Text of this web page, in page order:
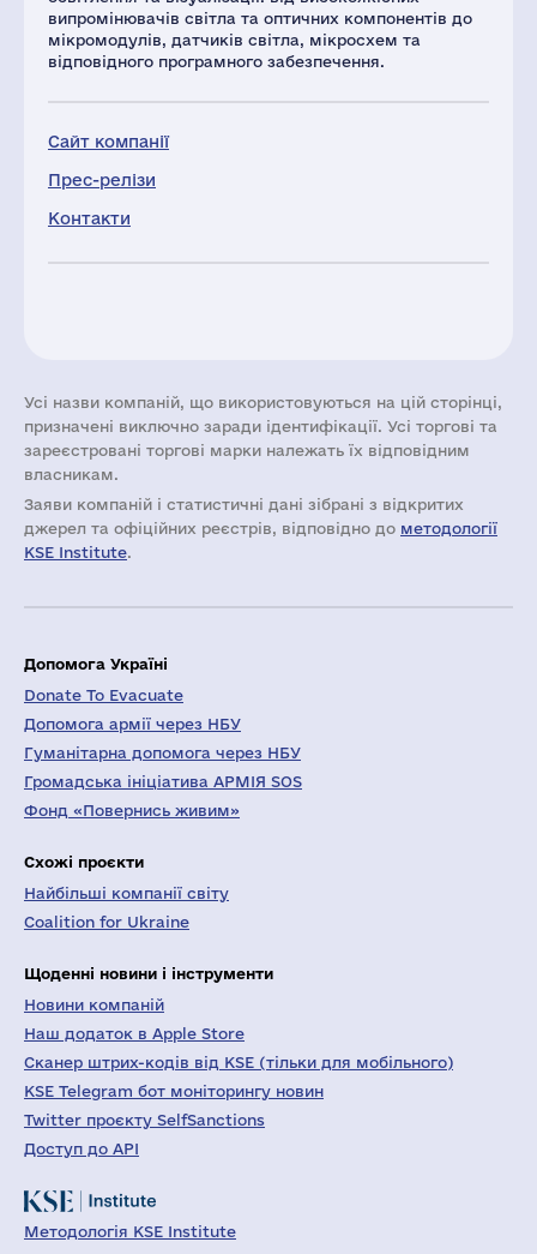
випромінювачів світла та оптичних компонентів до
мікромодулів, датчиків світла, мікросхем та
відповідного програмного забезпечення.
Сайт компанії
Прес-релізи
Контакти
Усі назви компаній, що використовуються на цій сторінці,
призначені виключно заради ідентифікації. Усі торгові та
зареєстровані торгові марки належать їх відповідним
власникам.
Заяви компаній i статистичні дані зібрані з відкритих
джерел та офіційних реєстрів, відповідно до методології
KSE Institute.
Допомога Україні
Donate To Evacuate
Допомога армії через НБУ
Гуманітарна допомога через НБУ
Громадська ініціатива АРМІЯ SOS
Фонд «Повернись живим»
Схожі проєкти
Найбільші компанії світу
Coalition for Ukraine
Щоденні новини і інструменти
Новини компаній
Наш додаток в Apple Store
Сканер штрих-кодів від KSE (тільки для мобільного)
KSE Telegram бот моніторингу новин
Twitter проєкту SelfSanctions
Доступ до API
Методологія KSE Institute